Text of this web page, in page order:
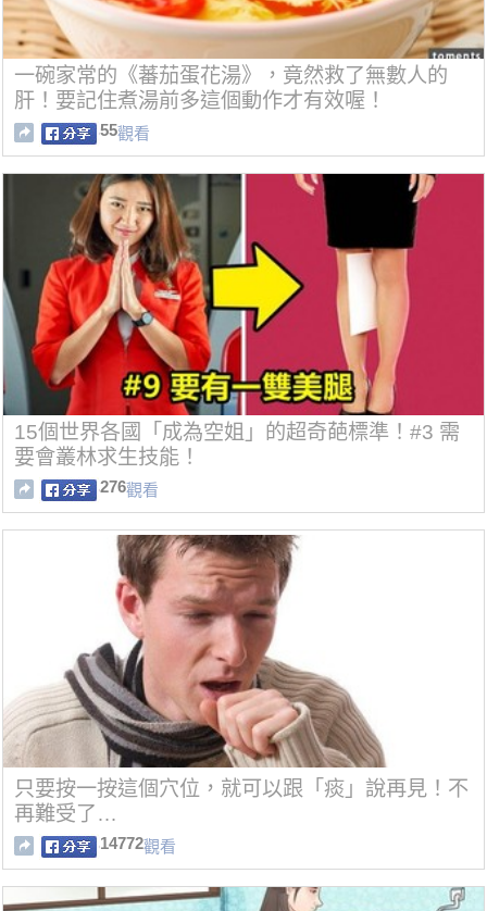
一碗家常的《蕃茄蛋花湯》，竟然救了無數人的
肝！要記住煮湯前多這個動作才有效喔！
55觀看
15個世界各國「成為空姐」的超奇葩標準！#3 需
要會叢林求生技能！
276觀看
只要按一按這個穴位，就可以跟「痰」說再見！不
再難受了…
14772觀看